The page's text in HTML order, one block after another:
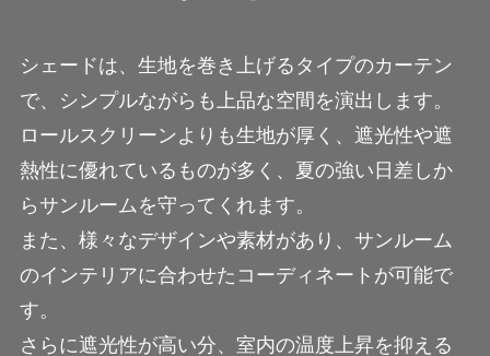
シェードは、生地を巻き上げるタイプのカーテン
で、シンプルながらも上品な空間を演出します。
ロールスクリーンよりも生地が厚く、遮光性や遮
熱性に優れているものが多く、夏の強い日差しか
らサンルームを守ってくれます。
また、様々なデザインや素材があり、サンルーム
のインテリアに合わせたコーディネートが可能で
す。
さらに遮光性が高い分、室内の温度上昇を抑える